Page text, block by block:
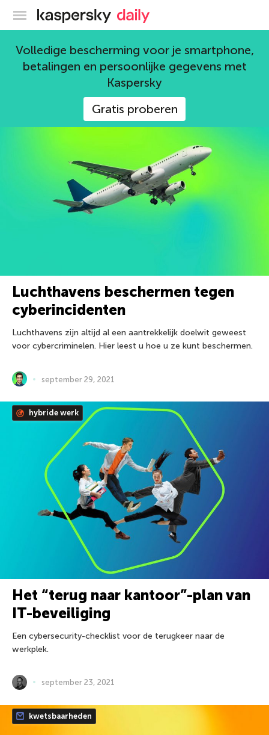
Kaspersky official blog
Volledige bescherming voor je smartphone,
betalingen en persoonlijke gegevens met
Kaspersky
Gratis proberen
Business
dreigingsinformatie
Luchthavens beschermen tegen
cyberincidenten
Luchthavens zijn altijd al een aantrekkelijk doelwit geweest
voor cybercriminelen. Hier leest u hoe u ze kunt beschermen.
september 29, 2021
hybride werk
Het “terug naar kantoor”-plan van
IT-beveiliging
Een cybersecurity-checklist voor de terugkeer naar de
werkplek.
september 23, 2021
kwetsbaarheden